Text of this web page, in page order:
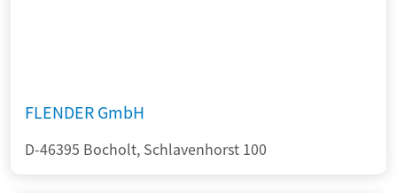
FLENDER GmbH
D-46395 Bocholt, Schlavenhorst 100